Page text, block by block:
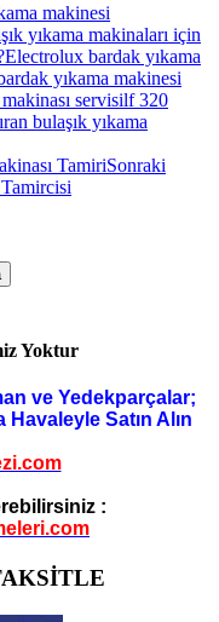
makinesi
yıkama makinaları için
Electrolux bardak yıkama
yıkama makinesi
servisilf 320
bulaşık yıkama
TamiriSonraki
Yoktur
ve Yedekparçalar;
Havaleyle Satın Alın
: